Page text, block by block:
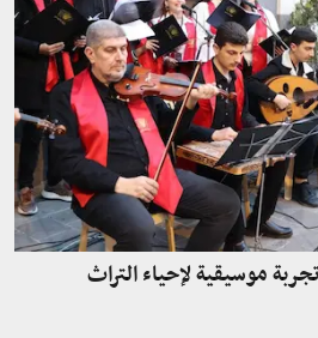
موسيقية لإحياء التراث